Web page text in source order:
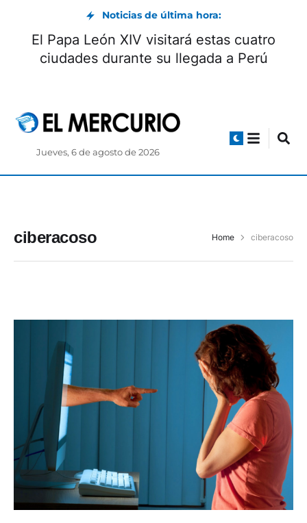
Noticias de última hora:
El Papa León XIV visitará estas cuatro
ciudades durante su llegada a Perú
Jueves, 6 de agosto de 2026
ciberacoso Home ciberacoso